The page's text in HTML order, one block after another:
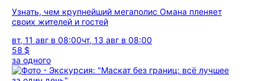
Узнать, чем крупнейший мегаполис Омана пленяет
своих жителей и гостей
вт, 11 авг в 08:00чт, 13 авг в 08:00
58 $
за одного